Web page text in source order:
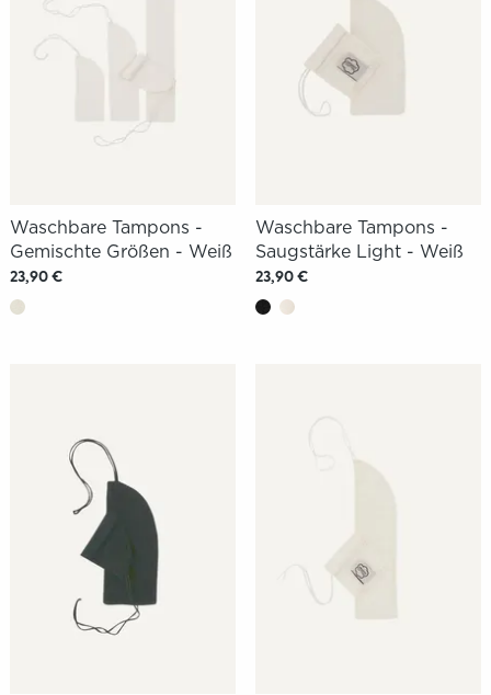
Waschbare Tampons -
Gemischte Größen - Weiß
23,90 €
Waschbare Tampons -
Saugstärke Light - Weiß
23,90 €